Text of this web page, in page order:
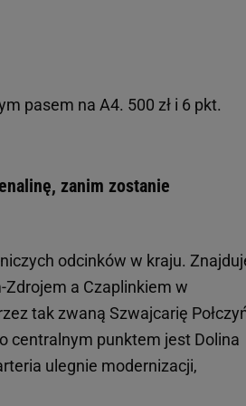
pasem na A4. 500 zł i 6 pkt.
zanim zostanie
odcinków w kraju.
Zdrojem a Czaplinkiem w
tak zwaną Szwajcarię
centralnym punktem jest Dolina
ulegnie modernizacji,